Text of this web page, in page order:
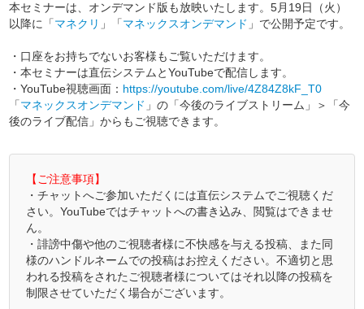
本セミナーは、オンデマンド版も放映いたします。5月19日（火）
以降に「マネクリ 」「マネックスオンデマンド 」で公開予定です。
・口座をお持ちでないお客様もご覧いただけます。
・本セミナーは直伝システムとYouTubeで配信します。
・YouTube視聴画面： https://youtube.com/live/4Z84Z8kF_T0
「マネックスオンデマンド 」の「今後のライブストリーム」＞「今
後のライブ配信」からもご視聴できます。
【ご注意事項】
・チャットへご参加いただくには直伝システムでご視聴くだ
さい。YouTubeではチャットへの書き込み、閲覧はできませ
ん。
・誹謗中傷や他のご視聴者様に不快感を与える投稿、また同
様のハンドルネームでの投稿はお控えください。不適切と思
われる投稿をされたご視聴者様についてはそれ以降の投稿を
制限させていただく場合がございます。